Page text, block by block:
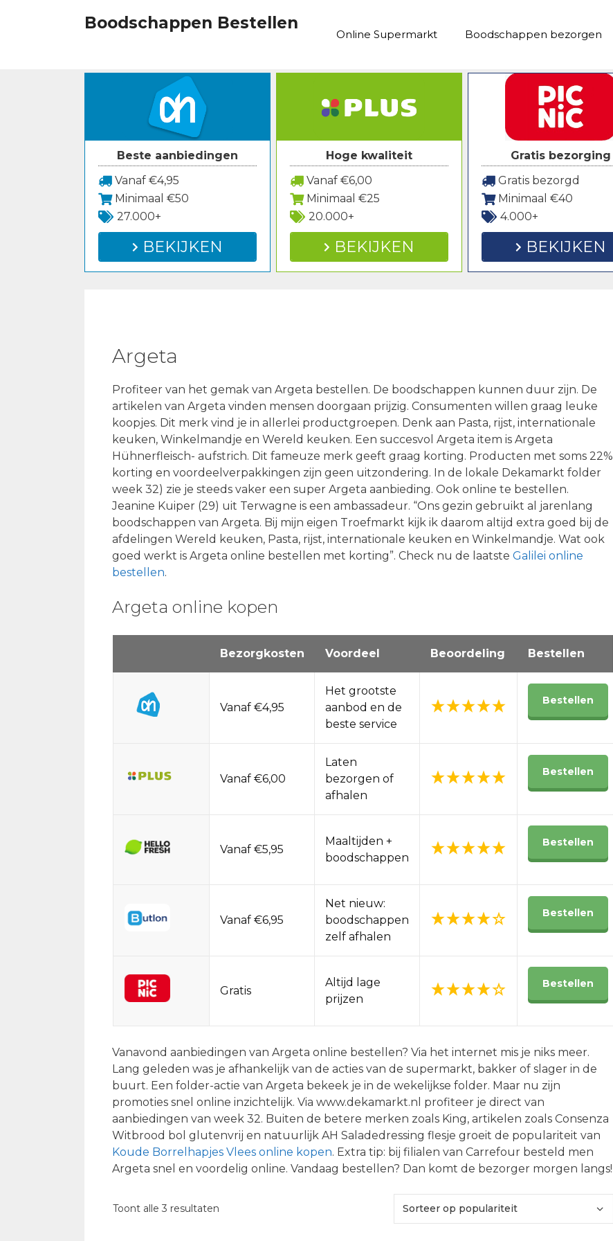
Boodschappen Bestellen
Online Supermarkt Boodschappen bezorgen
Beste aanbiedingen
Vanaf €4,95
Minimaal €50
27.000+
BEKIJKEN
Hoge kwaliteit
Vanaf €6,00
Minimaal €25
20.000+
BEKIJKEN
Gratis bezorging
Gratis bezorgd
Minimaal €40
4.000+
BEKIJKEN
Argeta
Profiteer van het gemak van Argeta bestellen. De boodschappen kunnen duur zijn. De
artikelen van Argeta vinden mensen doorgaan prijzig. Consumenten willen graag leuke
koopjes. Dit merk vind je in allerlei productgroepen. Denk aan Pasta, rijst, internationale
keuken, Winkelmandje en Wereld keuken. Een succesvol Argeta item is Argeta
Hühnerfleisch- aufstrich. Dit fameuze merk geeft graag korting. Producten met soms 22%
korting en voordeelverpakkingen zijn geen uitzondering. In de lokale Dekamarkt folder
week 32) zie je steeds vaker een super Argeta aanbieding. Ook online te bestellen.
Jeanine Kuiper (29) uit Terwagne is een ambassadeur. “Ons gezin gebruikt al jarenlang
boodschappen van Argeta. Bij mijn eigen Troefmarkt kijk ik daarom altijd extra goed bij de
afdelingen Wereld keuken, Pasta, rijst, internationale keuken en Winkelmandje. Wat ook
goed werkt is Argeta online bestellen met korting”. Check nu de laatste Galilei online
bestellen.
Argeta online kopen
Bezorgkosten Voordeel Beoordeling Bestellen
Vanaf €4,95
Het grootste
aanbod en de
beste service
Bestellen
Vanaf €6,00
Laten
bezorgen of
afhalen
Bestellen
Vanaf €5,95
Maaltijden +
boodschappen
Bestellen
Vanaf €6,95
Net nieuw:
boodschappen
zelf afhalen
Bestellen
Gratis
Altijd lage
prijzen
Bestellen
Vanavond aanbiedingen van Argeta online bestellen? Via het internet mis je niks meer.
Lang geleden was je afhankelijk van de acties van de supermarkt, bakker of slager in de
buurt. Een folder-actie van Argeta bekeek je in de wekelijkse folder. Maar nu zijn
promoties snel online inzichtelijk. Via www.dekamarkt.nl profiteer je direct van
aanbiedingen van week 32. Buiten de betere merken zoals King, artikelen zoals Consenza
Witbrood bol glutenvrij en natuurlijk AH Saladedressing flesje groeit de populariteit van
Koude Borrelhapjes Vlees online kopen. Extra tip: bij filialen van Carrefour besteld men
Argeta snel en voordelig online. Vandaag bestellen? Dan komt de bezorger morgen langs!
Toont alle 3 resultaten